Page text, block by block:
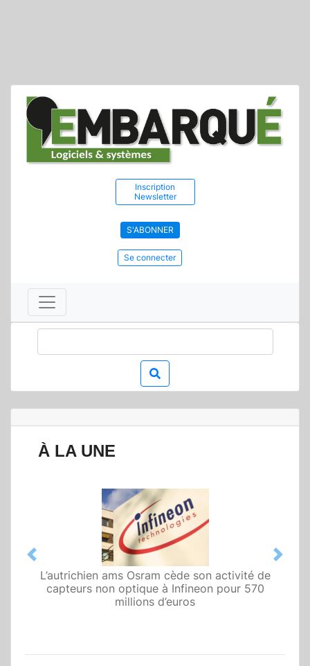
Inscription
Newsletter
S'ABONNER
Se connecter
À LA UNE
L’autrichien ams Osram cède son activité de
capteurs non optique à Infineon pour 570
millions d’euros
Qualcomm met en avant une architecture
fondée sur l’IA physique au service de robots
domestiques et humanoïdes
Previous Next